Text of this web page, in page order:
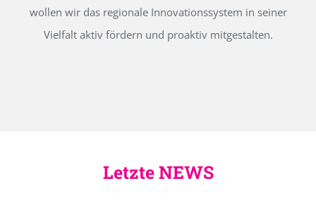
wollen wir das regionale Innovationssystem in seiner
Vielfalt aktiv fördern und proaktiv mitgestalten.
Letzte NEWS